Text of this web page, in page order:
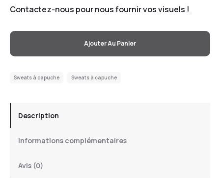
Contactez-nous pour nous fournir vos visuels !
Ajouter Au Panier
Sweats à capuche Sweats à capuche
Description
Informations complémentaires
Avis (0)